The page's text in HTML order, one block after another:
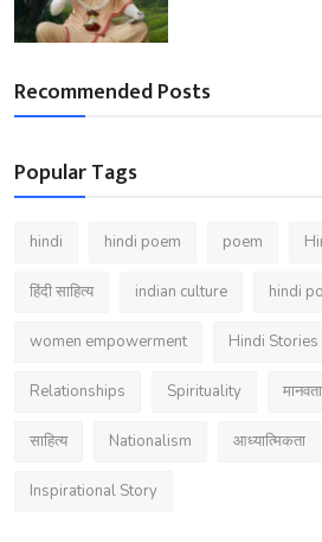
Recommended Posts
Popular Tags
hindi hindi poem poem
हिंदी साहित्य indian culture hindi
women empowerment Hindi Stories
Relationships Spirituality मानवता
साहित्य Nationalism आध्यात्मिकता
Inspirational Story